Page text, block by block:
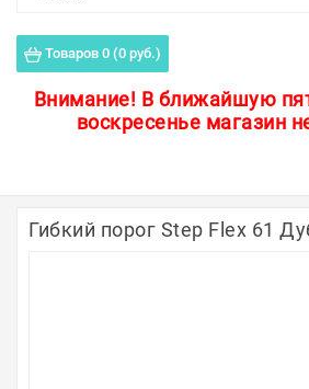
Товаров 0 (0 руб.)
Внимание! В ближайшую
воскресенье магазин
Пороги для пола
Защитные уголки
Гибкий порог Step Flex 61